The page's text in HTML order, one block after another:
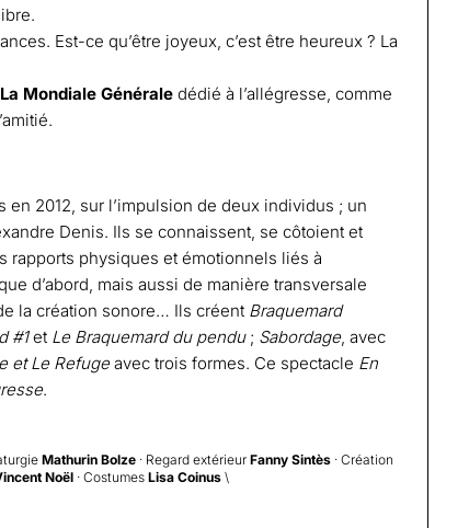
Est-ce qu’être joyeux, c’est être heureux ? La
La Mondiale Générale dédié à l’allégresse, comme
2012, sur l’impulsion de deux individus ; un
Denis. Ils se connaissent, se côtoient et
rapports physiques et émotionnels liés à
d’abord, mais aussi de manière transversale
la création sonore… Ils créent Braquemard
#1et Le Braquemard du pendu ; Sabordage, avec
et Le Refugeavec trois formes. Ce spectacle En
.
Mathurin Bolze · Regard extérieur Fanny Sintès · Création
Noël · Costumes Lisa Coinus \